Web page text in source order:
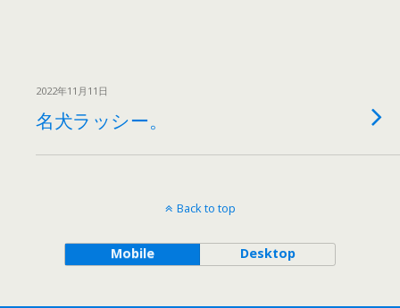
2022年11月11日
名犬ラッシー。
Back to top
Mobile Desktop